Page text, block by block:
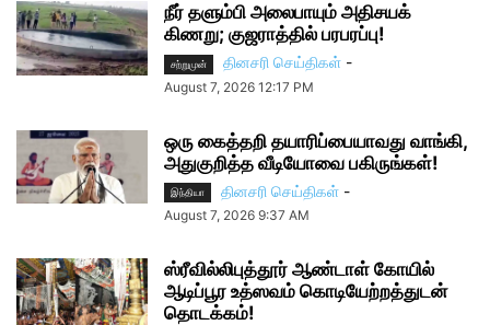
நீர் தளும்பி அலைபாயும் அதிசயக்
கிணறு; குஜராத்தில் பரபரப்பு!
சற்றுமுன் தினசரி செய்திகள் -
August 7, 2026 12:17 PM
ஒரு கைத்தறி தயாரிப்பையாவது வாங்கி,
அதுகுறித்த வீடியோவை பகிருங்கள்!
இந்தியா தினசரி செய்திகள் -
August 7, 2026 9:37 AM
ஸ்ரீவில்லிபுத்தூர் ஆண்டாள் கோயில்
ஆடிப்பூர உத்ஸவம் கொடியேற்றத்துடன்
தொடக்கம்!